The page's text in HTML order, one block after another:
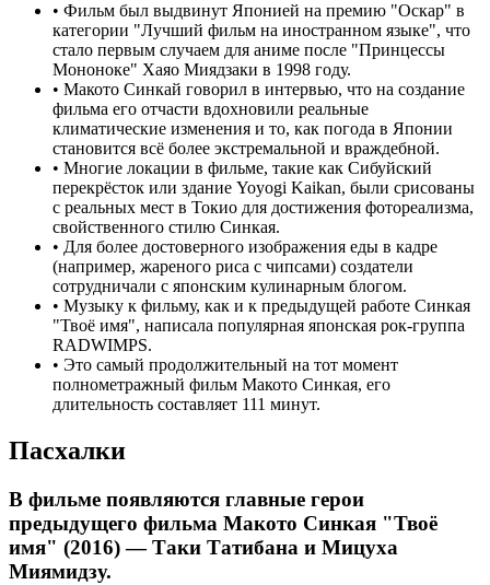
• Фильм был выдвинут Японией на премию "Оскар" в
категории "Лучший фильм на иностранном языке", что
стало первым случаем для аниме после "Принцессы
Мононоке" Хаяо Миядзаки в 1998 году.
• Макото Синкай говорил в интервью, что на создание
фильма его отчасти вдохновили реальные
климатические изменения и то, как погода в Японии
становится всё более экстремальной и враждебной.
• Многие локации в фильме, такие как Сибуйский
перекрёсток или здание Yoyogi Kaikan, были срисованы
с реальных мест в Токио для достижения фотореализма,
свойственного стилю Синкая.
• Для более достоверного изображения еды в кадре
(например, жареного риса с чипсами) создатели
сотрудничали с японским кулинарным блогом.
• Музыку к фильму, как и к предыдущей работе Синкая
"Твоё имя", написала популярная японская рок-группа
RADWIMPS.
• Это самый продолжительный на тот момент
полнометражный фильм Макото Синкая, его
длительность составляет 111 минут.
Пасхалки
В фильме появляются главные герои
предыдущего фильма Макото Синкая "Твоё
имя" (2016) — Таки Татибана и Мицуха
Миямидзу.